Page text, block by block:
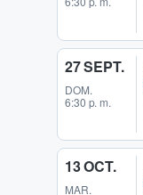
27 SEPT.
DOM.
6:30 p. m.
13 OCT.
MAR.